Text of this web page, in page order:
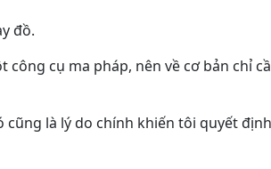
đồ.
công cụ ma pháp, nên về cơ bản chỉ
cũng là lý do chính khiến tôi quyết